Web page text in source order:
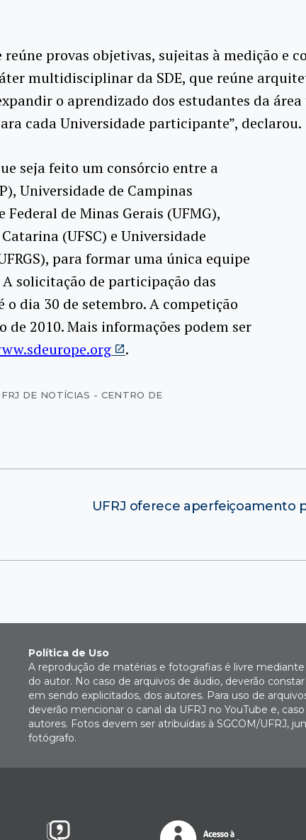
provas objetivas, sujeitas à medição e
multidisciplinar da SDE, que reúne
o aprendizado dos estudantes da
cada Universidade participante”, declarou.
seja feito um consórcio entre a
Universidade de Campinas
Federal de Minas Gerais (UFMG),
(UFSC) e Universidade
para formar uma única equipe
solicitação de participação das
o dia 30 de setembro. A competição
de 2010. Mais informações podem ser
.
DE NOTÍCIAS - CENTRO DE
UFRJ oferece aperfeiçoamento
Política de Uso
A reprodução de matérias e fotografias é livre
do autor. No caso de arquivos de áudio, deverão
em sendo explicitados, dos autores. Para uso de
deverão mencionar o canal da UFRJ no YouTube e,
autores. Fotos devem ser atribuídas à SGCOM/UFRJ,
fotógrafo.